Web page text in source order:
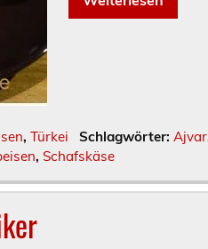
,Türkei Schlagwörter: Ajvar
, Schafskäse